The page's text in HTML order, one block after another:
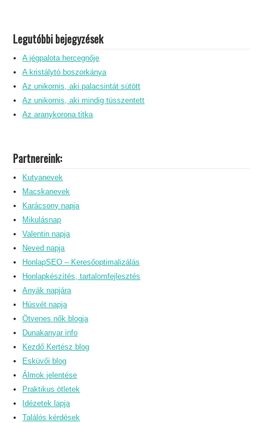
Legutóbbi bejegyzések
A jégpalota hercegnője
A kristálytó boszorkánya
Az unikornis, aki palacsintát sütött
Az unikornis, aki mindig tüsszentett
Az aranykorona titka
Partnereink:
Kutyanevek
Macskanevek
Karácsony napja
Mikulásnap
Valentin napja
Neved napja
HonlapSEO – Keresőoptimalizálás
Honlapkészítés, tartalomfejlesztés
Anyák napjára
Húsvét napja
Ötvenes nők blogja
Dunakanyar info
Kezdő Kertész blog
Esküvői blog
Álmok jelentése
Praktikus ötletek
Idézetek lapja
Találós kérdések